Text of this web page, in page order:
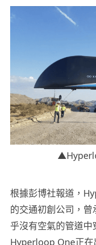
根據彭博社報道，
的交通初創公司，
乎沒有空氣的管道中
Hyperloop One正在